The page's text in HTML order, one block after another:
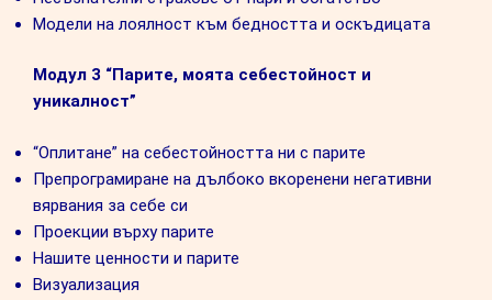
Модели на лоялност към бедността и оскъдицата
Модул 3 “Парите, моята себестойност и
уникалност”
“Оплитане” на себестойността ни с парите
Препрограмиране на дълбоко вкоренени негативни
вярвания за себе си
Проекции върху парите
Нашите ценности и парите
Визуализация